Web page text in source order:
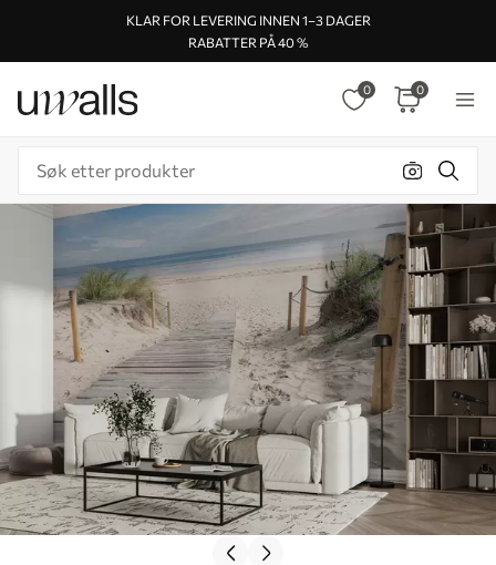
KLAR FOR LEVERING INNEN 1–3 DAGER
RABATTER PÅ 40 %
0 0